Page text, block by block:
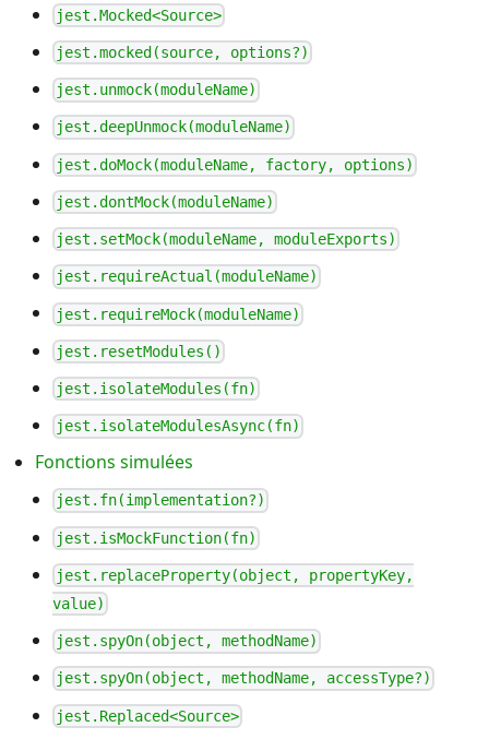
jest.Mocked<Source>
jest.mocked(source, options?)
jest.unmock(moduleName)
jest.deepUnmock(moduleName)
jest.doMock(moduleName, factory, options)
jest.dontMock(moduleName)
jest.setMock(moduleName, moduleExports)
jest.requireActual(moduleName)
jest.requireMock(moduleName)
jest.resetModules()
jest.isolateModules(fn)
jest.isolateModulesAsync(fn)
Fonctions simulées
jest.fn(implementation?)
jest.isMockFunction(fn)
jest.replaceProperty(object, propertyKey,
value)
jest.spyOn(object, methodName)
jest.spyOn(object, methodName, accessType?)
jest.Replaced<Source>